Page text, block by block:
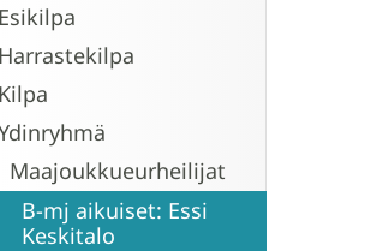
Esikilpa
Harrastekilpa
Kilpa
Maajoukkueurheilijat
B-mj aikuiset: Essi
Keskitalo